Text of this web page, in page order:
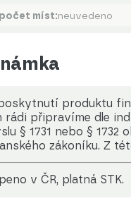
počet míst:neuvedeno
produktu
rádi připravíme dle
§ 1731 nebo §
zákoníku. Z
v ČR, platná STK.